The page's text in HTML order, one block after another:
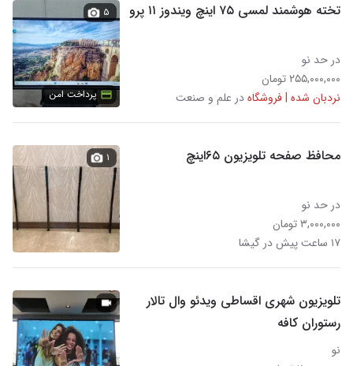
تخته هوشمند لمسی ۷۵ اینچ ویندوز ۱۱ پرو
در حد نو
۲۵۵,۰۰۰,۰۰۰ تومان
نردبان شده | فروشگاهدر علم و صنعت
۵
پرداخت امن
محافظ صفحه تلویزیون ۶۵اینچ
در حد نو
۳,۰۰۰,۰۰۰ تومان
۱۷ ساعت پیش در گیشا
۱
تلویزیون شهری اقساطی ویدئو وال تالار
رستوران کافه
نو